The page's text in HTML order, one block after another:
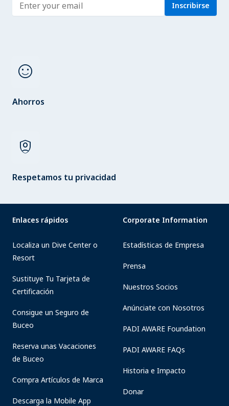
Inscribirse
sentiment_satisfied
Ahorros
shield_person
Respetamos tu privacidad
Enlaces rápidos
Localiza un Dive Center o
Resort
Sustituye Tu Tarjeta de
Certificación
Consigue un Seguro de
Buceo
Reserva unas Vacaciones
de Buceo
Compra Artículos de Marca
Descarga la Mobile App
Corporate Information
Estadísticas de Empresa
Prensa
Nuestros Socios
Anúnciate con Nosotros
PADI AWARE Foundation
PADI AWARE FAQs
Historia e Impacto
Donar